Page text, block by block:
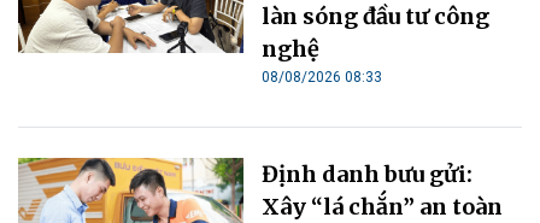
làn sóng đầu tư công
nghệ
08/08/2026 08:33
Định danh bưu gửi:
Xây “lá chắn” an toàn